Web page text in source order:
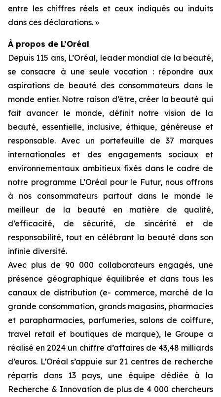
entre les chiffres réels et ceux indiqués ou induits
dans ces déclarations. »
À propos de L’Oréal
Depuis 115 ans, L’Oréal, leader mondial de la beauté,
se consacre à une seule vocation : répondre aux
aspirations de beauté des consommateurs dans le
monde entier. Notre raison d’être, créer la beauté qui
fait avancer le monde, définit notre vision de la
beauté, essentielle, inclusive, éthique, généreuse et
responsable. Avec un portefeuille de 37 marques
internationales et des engagements sociaux et
environnementaux ambitieux fixés dans le cadre de
notre programme L’Oréal pour le Futur, nous offrons
à nos consommateurs partout dans le monde le
meilleur de la beauté en matière de qualité,
d’efficacité, de sécurité, de sincérité et de
responsabilité, tout en célébrant la beauté dans son
infinie diversité.
Avec plus de 90 000 collaborateurs engagés, une
présence géographique équilibrée et dans tous les
canaux de distribution (e- commerce, marché de la
grande consommation, grands magasins, pharmacies
et parapharmacies, parfumeries, salons de coiffure,
travel retail et boutiques de marque), le Groupe a
réalisé en 2024 un chiffre d’affaires de 43,48 milliards
d’euros. L’Oréal s’appuie sur 21 centres de recherche
répartis dans 13 pays, une équipe dédiée à la
Recherche & Innovation de plus de 4 000 chercheurs